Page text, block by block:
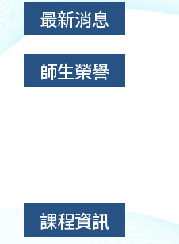
最新消息
師生榮譽
課程資訊